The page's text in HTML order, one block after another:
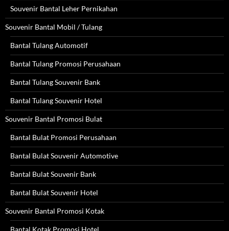
Souvenir Bantal Leher Pernikahan
Souvenir Bantal Mobil / Tulang
Bantal Tulang Automotif
Bantal Tulang Promosi Perusahaan
Bantal Tulang Souvenir Bank
Bantal Tulang Souvenir Hotel
Souvenir Bantal Promosi Bulat
Bantal Bulat Promosi Perusahaan
Bantal Bulat Souvenir Automotive
Bantal Bulat Souvenir Bank
Bantal Bulat Souvenir Hotel
Souvenir Bantal Promosi Kotak